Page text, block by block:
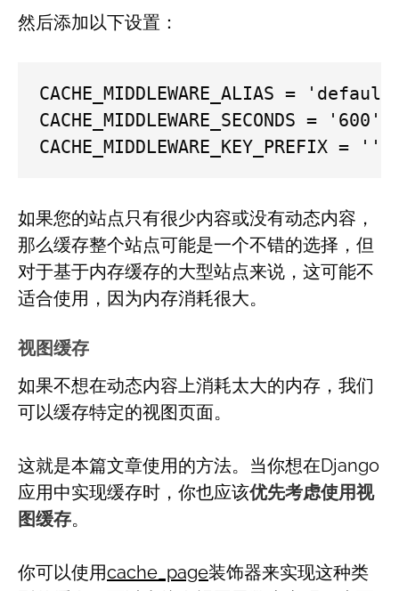
然后添加以下设置：
CACHE_MIDDLEWARE_ALIAS =
CACHE_MIDDLEWARE_SECONDS
如果您的站点只有很少内容或没有动态内容，
那么缓存整个站点可能是一个不错的选择，但
对于基于内存缓存的大型站点来说，这可能不
适合使用，因为内存消耗很大。
视图缓存
如果不想在动态内容上消耗太大的内存，我们
可以缓存特定的视图页面。
这就是本篇文章使用的方法。当你想在Django
应用中实现缓存时，你也应该优先考虑使用视
图缓存。
你可以使用cache_page装饰器来实现这种类